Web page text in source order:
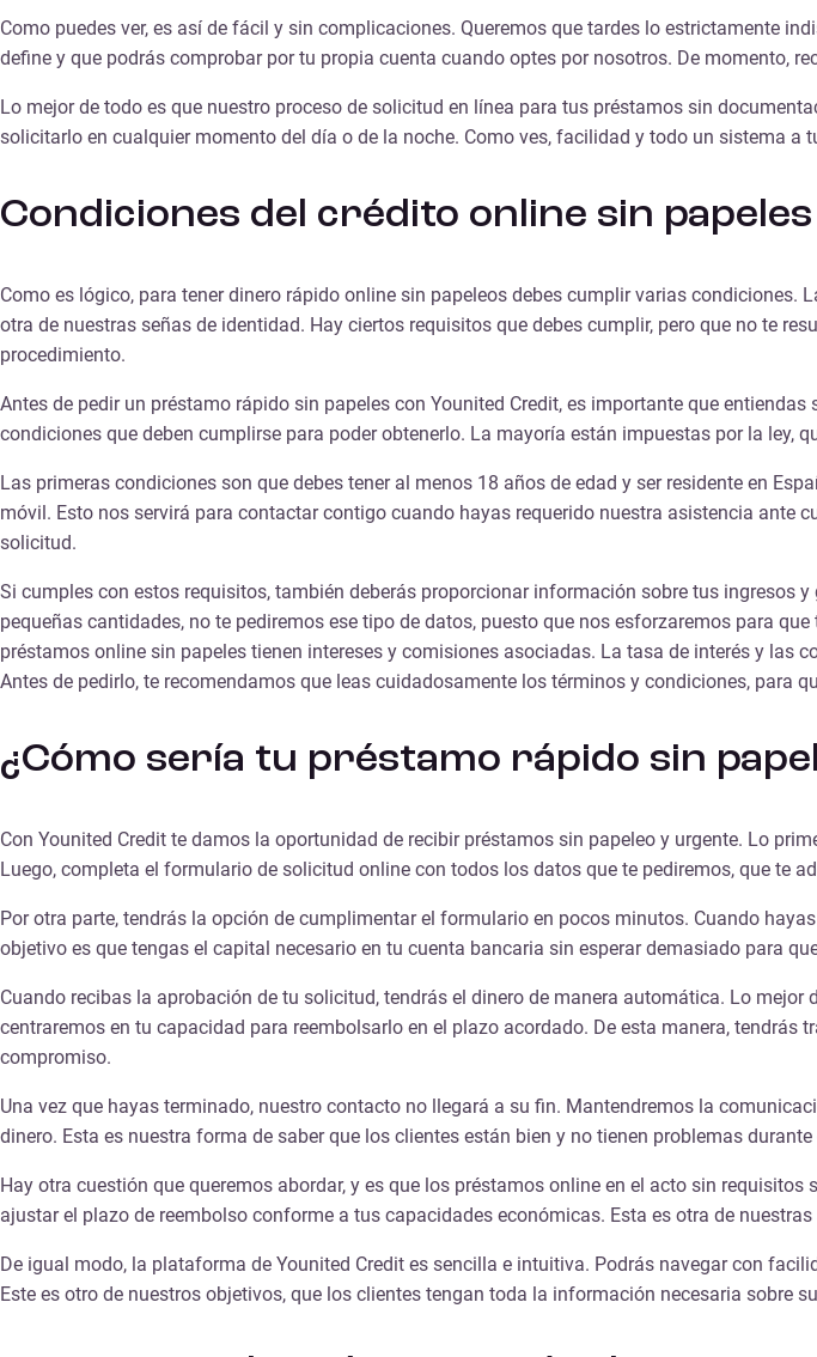
Como puedes ver, es así de fácil y sin complicaciones. Queremos que tardes lo estrictamente
define y que podrás comprobar por tu propia cuenta cuando optes por nosotros. De momento,
Lo mejor de todo es que nuestro proceso de solicitud en línea para tus préstamos sin
solicitarlo en cualquier momento del día o de la noche. Como ves, facilidad y todo un sistema
Condiciones del crédito online sin papeles
Como es lógico, para tenerdinero rápido online sin papeleos debes cumplir varias condiciones.
otra de nuestras señas de identidad. Hay ciertos requisitos que debes cumplir, pero que no te
procedimiento.
Antes de pedir un préstamo rápido sin papeles con Younited Credit, es importante que
condiciones que deben cumplirse para poder obtenerlo. La mayoría están impuestas por la ley,
Las primeras condiciones son que debes tener al menos 18 años de edad y ser residente en
móvil. Esto nos servirá para contactar contigo cuando hayas requerido nuestra asistencia ante
solicitud.
Si cumples con estos requisitos, también deberás proporcionar información sobre tus ingresos
pequeñas cantidades, no te pediremos ese tipo de datos, puesto que nos esforzaremos para
préstamos online sin papeles tienen intereses y comisiones asociadas. La tasa de interés y las
Antes de pedirlo, te recomendamos que leas cuidadosamente los términos y condiciones, para
¿Cómo sería tu préstamo rápido sin
Con Younited Credit te damos la oportunidad de recibir préstamos sin papeleo y urgente. Lo
Luego, completa el formulario de solicitud online con todos los datos que te pediremos, que te
Por otra parte, tendrás la opción de cumplimentar el formulario en pocos minutos. Cuando
objetivo es que tengas el capital necesario en tu cuenta bancaria sin esperar demasiado para
Cuando recibas la aprobación de tu solicitud, tendrás el dinero de manera automática. Lo mejor
centraremos en tu capacidad para reembolsarlo en el plazo acordado. De esta manera,
compromiso.
Una vez que hayas terminado, nuestro contacto no llegará a su fin. Mantendremos la
dinero. Esta es nuestra forma de saber que los clientes están bien y no tienen problemas
Hay otra cuestión que queremos abordar, y es que los préstamos online en el acto sin requisitos
ajustar el plazo de reembolso conforme a tus capacidades económicas. Esta es otra de
De igual modo, la plataforma de Younited Credit es sencilla e intuitiva. Podrás navegar con
Este es otro de nuestros objetivos, que los clientes tengan toda la información necesaria sobre